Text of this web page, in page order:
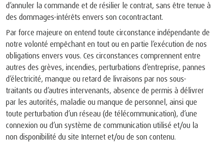
d’annuler la commande et de résilier le contrat, sans être tenue à
des dommages-intérêts envers son cocontractant.
Par force majeure on entend toute circonstance indépendante de
notre volonté empêchant en tout ou en partie l’exécution de nos
obligations envers vous. Ces circonstances comprennent entre
autres des grèves, incendies, perturbations d’entreprise, pannes
d’électricité, manque ou retard de livraisons par nos sous-
traitants ou d’autres intervenants, absence de permis à délivrer
par les autorités, maladie ou manque de personnel, ainsi que
toute perturbation d’un réseau (de télécommunication), d’une
connexion ou d’un système de communication utilisé et/ou la
non disponibilité du site Internet et/ou de son contenu.